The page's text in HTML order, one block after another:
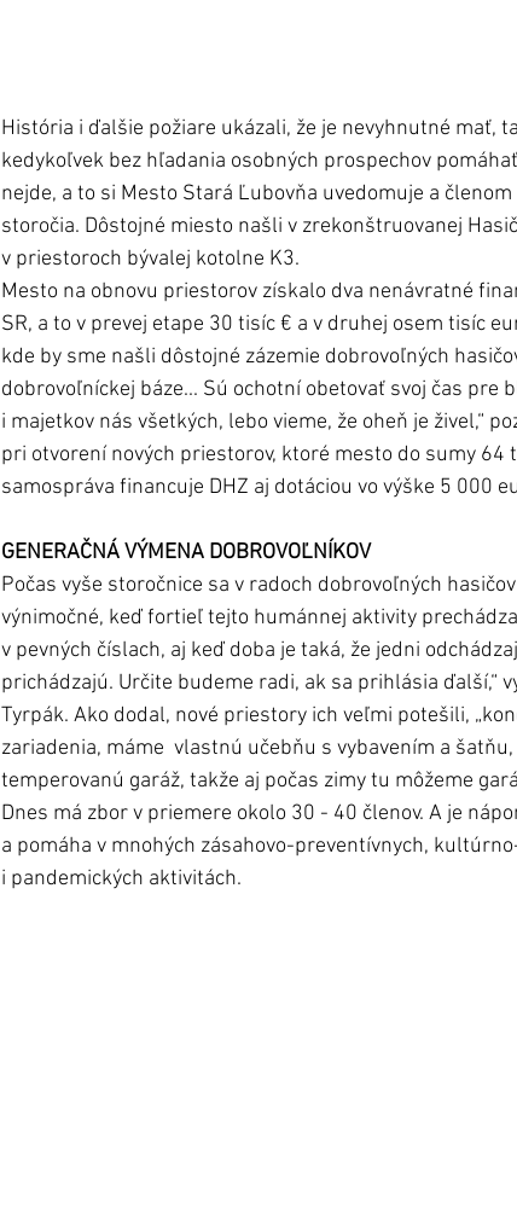
História i ďalšie požiare ukázali, že je nevyhnutné mať,
kedykoľvek bez hľadania osobných prospechov
nejde, a to si Mesto Stará Ľubovňa uvedomuje a
storočia. Dôstojné miesto našli v zrekonštruovanej
v priestoroch bývalej kotolne K3.
Mesto na obnovu priestorov získalo dva nenávratné
SR, a to v prevej etape 30 tisíc € a v druhej osem tisíc
kde by sme našli dôstojné zázemie dobrovoľných
dobrovoľníckej báze... Sú ochotní obetovať svoj čas pre
i majetkov nás všetkých, lebo vieme, že oheň je živel,“
pri otvorení nových priestorov, ktoré mesto do sumy 64
samospráva financuje DHZ aj dotáciou vo výške 5 000
GENERAČNÁ VÝMENA DOBROVOĽNÍKOV
Počas vyše storočnice sa v radoch dobrovoľných
výnimočné, keď fortieľ tejto humánnej aktivity
v pevných číslach, aj keď doba je taká, že jedni
prichádzajú. Určite budeme radi, ak sa prihlásia ďalší,“
Tyrpák. Ako dodal, nové priestory ich veľmi potešili,
zariadenia, máme  vlastnú učebňu s vybavením a
temperovanú garáž, takže aj počas zimy tu môžeme
Dnes má zbor v priemere okolo 30 - 40 členov. A je
a pomáha v mnohých zásahovo-preventívnych,
i pandemických aktivitách.